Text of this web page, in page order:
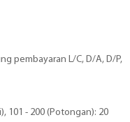
pembayaran L/C, D/A, D/P,
101 - 200 (Potongan): 20